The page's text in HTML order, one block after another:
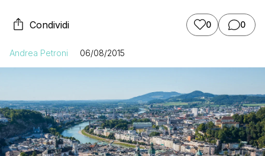
Condividi 0 0
Andrea Petroni 06/08/2015